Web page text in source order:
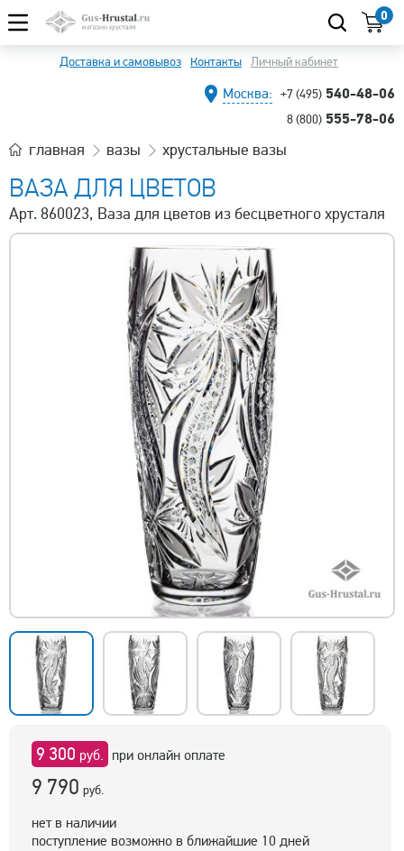
0
Доставка и самовывоз Контакты Личный кабинет
Москва: +7 (495) 540-48-06
8 (800) 555-78-06
главная вазы хрустальные вазы
ВАЗА ДЛЯ ЦВЕТОВ
Арт. 860023, Ваза для цветов из бесцветного хрусталя
9 300 руб. при онлайн оплате
9 790 руб.
нет в наличии
поступление возможно в ближайшие 10 дней